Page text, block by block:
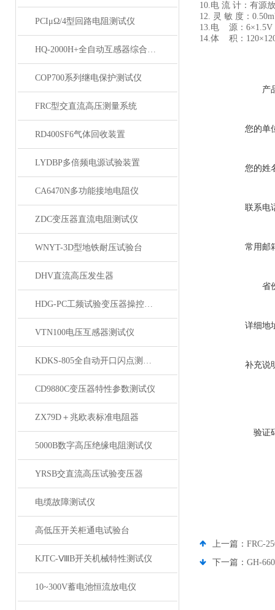
PCIμΩ/4型回路电阻测试仪
HQ-2000H+全自动互感器综合测试仪
COP700系列继电保护测试仪
FRC型交直流高压测量系统
RD400SF6气体回收装置
LYDBP多倍频电源试验装置
CA6470N多功能接地电阻仪
ZDC变压器直流电阻测试仪
WNYT-3D型地铁耐压试验台
DHV直流高压发生器
HDG-PC工频试验变压器操控装置
VTN100电压互感器测试仪
KDKS-805全自动开口闪点测定仪
CD9880C变压器特性参数测试仪
ZX79D＋兆欧表标准电阻器
5000B数字高压绝缘电阻测试仪
YRSB交直流高压试验变压器
电缆故障测试仪
高低压开关柜通电试验台
KJTC-ⅧB开关机械特性测试仪
10~300V蓄电池恒流放电仪
10.电 流 计：有源
12. 灵 敏 度：
13.电 源：6×1.5V
14.体 积：
产
您的单
您的姓
联系电
常用邮
省
详细地
补充说
验证
上一篇： FRC-
下一篇： GH-